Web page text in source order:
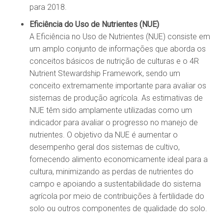
para 2018.
Eficiência do Uso de Nutrientes (NUE)
A Eficiência no Uso de Nutrientes (NUE) consiste em
um amplo conjunto de informações que aborda os
conceitos básicos de nutrição de culturas e o 4R
Nutrient Stewardship Framework, sendo um
conceito extremamente importante para avaliar os
sistemas de produção agrícola. As estimativas de
NUE têm sido amplamente utilizadas como um
indicador para avaliar o progresso no manejo de
nutrientes. O objetivo da NUE é aumentar o
desempenho geral dos sistemas de cultivo,
fornecendo alimento economicamente ideal para a
cultura, minimizando as perdas de nutrientes do
campo e apoiando a sustentabilidade do sistema
agrícola por meio de contribuições à fertilidade do
solo ou outros componentes de qualidade do solo.